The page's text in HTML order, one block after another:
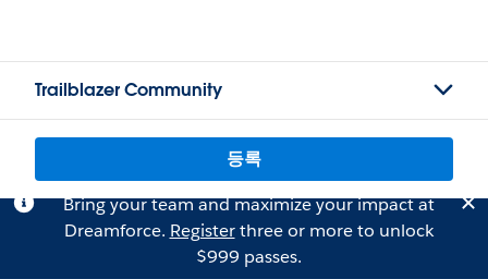
Trailblazer Community
등록
Bring your team and maximize your impact at
Dreamforce. Registerthree or more to unlock
$999 passes.